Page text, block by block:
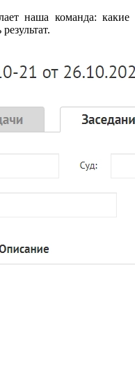
наша команда: какие